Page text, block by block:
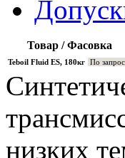
Товар / Фасовка
Teboil Fluid ES, 180кг По
низких